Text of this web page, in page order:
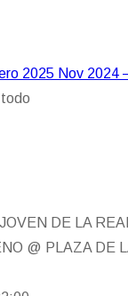
2025 Nov 2024
DE LA
@ PLAZA DE